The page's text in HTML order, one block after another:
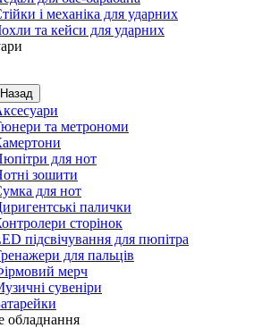
і механіка для ударних
та кейси для ударних
Назад
та метрономи
для нот
зошити
для нот
палички
сторінок
підсвічування для пюпітра
для пальців
мерч
сувеніри
обладнання